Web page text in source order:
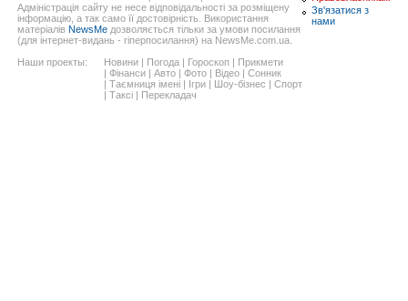
Адміністрація сайту не несе відповідальності за розміщену
інформацію, а так само її достовірність. Використання
матеріалів NewsMe дозволяється тільки за умови посилання
(для інтернет-видань - гіперпосилання) на NewsMe.com.ua.
Наши проекты:
Новини | Погода | Гороскоп | Прикмети
| Фінанси | Авто | Фото | Відео | Сонник
| Таємниця імені | Ігри | Шоу-бізнес | Спорт
| Таксі | Перекладач
Зв'язатися з
нами